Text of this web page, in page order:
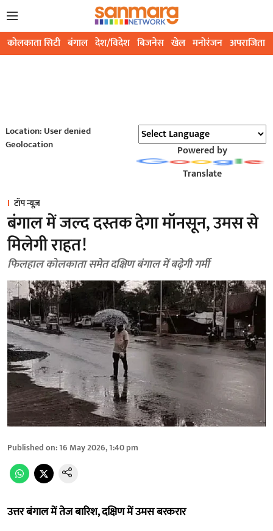
कोलकाता सिटी बंगाल देश/विदेश बिजनेस खेल मनोरंजन अपराजिता
Location: User denied
Geolocation
Powered by
Translate
टॉप न्यूज़
बंगाल में जल्द दस्तक देगा मॉनसून, उमस से
मिलेगी राहत!
फिलहाल कोलकाता समेत दक्षिण बंगाल में बढ़ेगी गर्मी
Published on:16 May 2026, 1:40 pm
उत्तर बंगाल में तेज बारिश, दक्षिण में उमस बरकरार